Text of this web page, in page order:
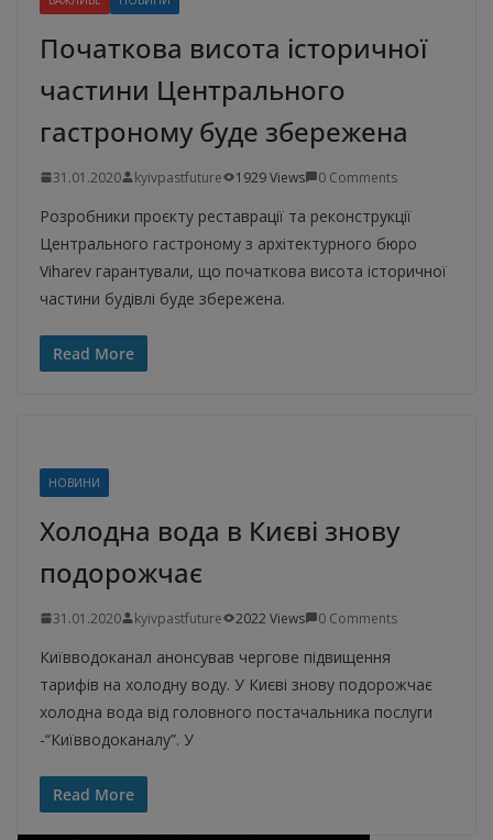
Початкова висота історичної
частини Центрального
гастроному буде збережена
31.01.2020 kyivpastfuture 1929 Views 0 Comments
Розробники проєкту реставрації та реконструкції
Центрального гастроному з архітектурного бюро
Viharev гарантували, що початкова висота історичної
частини будівлі буде збережена.
Read More
НОВИНИ
Холодна вода в Києві знову
подорожчає
31.01.2020 kyivpastfuture 2022 Views 0 Comments
Київводоканал анонсував чергове підвищення
тарифів на холодну воду. У Києві знову подорожчає
холодна вода від головного постачальника послуги
-“Київводоканалу”. У
Read More